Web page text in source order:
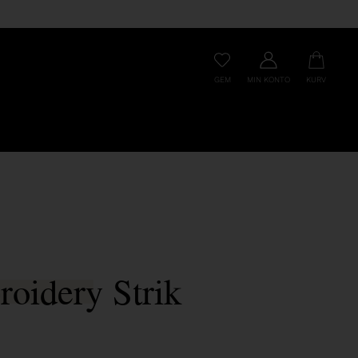
GEM MIN KONTO KURV
Strik